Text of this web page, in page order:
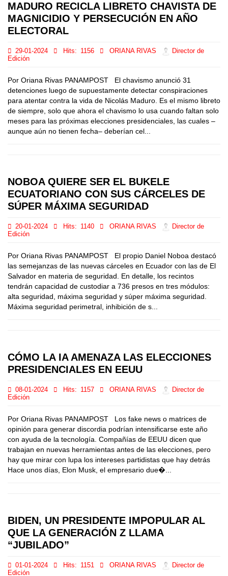
MADURO RECICLA LIBRETO CHAVISTA DE
MAGNICIDIO Y PERSECUCIÓN EN AÑO
ELECTORAL
29-01-2024 Hits: 1156 ORIANA RIVAS
Director de
Edición
Por Oriana Rivas PANAMPOST El chavismo anunció 31
detenciones luego de supuestamente detectar conspiraciones
para atentar contra la vida de Nicolás Maduro. Es el mismo libreto
de siempre, solo que ahora el chavismo lo usa cuando faltan solo
meses para las próximas elecciones presidenciales, las cuales –
aunque aún no tienen fecha– deberían cel...
NOBOA QUIERE SER EL BUKELE
ECUATORIANO CON SUS CÁRCELES DE
SÚPER MÁXIMA SEGURIDAD
20-01-2024 Hits: 1140 ORIANA RIVAS
Director de
Edición
Por Oriana Rivas PANAMPOST El propio Daniel Noboa destacó
las semejanzas de las nuevas cárceles en Ecuador con las de El
Salvador en materia de seguridad. En detalle, los recintos
tendrán capacidad de custodiar a 736 presos en tres módulos:
alta seguridad, máxima seguridad y súper máxima seguridad.
Máxima seguridad perimetral, inhibición de s...
CÓMO LA IA AMENAZA LAS ELECCIONES
PRESIDENCIALES EN EEUU
08-01-2024 Hits: 1157 ORIANA RIVAS
Director de
Edición
Por Oriana Rivas PANAMPOST Los fake news o matrices de
opinión para generar discordia podrían intensificarse este año
con ayuda de la tecnología. Compañías de EEUU dicen que
trabajan en nuevas herramientas antes de las elecciones, pero
hay que mirar con lupa los intereses partidistas que hay detrás
Hace unos días, Elon Musk, el empresario due�...
BIDEN, UN PRESIDENTE IMPOPULAR AL
QUE LA GENERACIÓN Z LLAMA
“JUBILADO”
01-01-2024 Hits: 1151 ORIANA RIVAS
Director de
Edición